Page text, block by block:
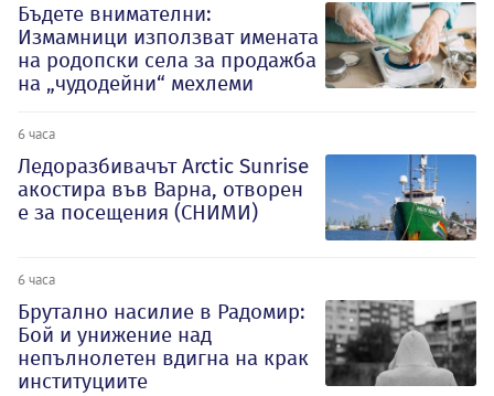
Бъдете внимателни:
Измамници използват имената
на родопски села за продажба
на „чудодейни“ мехлеми
6 часа
Ледоразбивачът Arctic Sunrise
акостира във Варна, отворен
е за посещения (СНИМИ)
6 часа
Брутално насилие в Радомир:
Бой и унижение над
непълнолетен вдигна на крак
институциите